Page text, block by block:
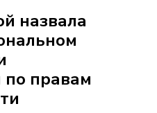
назвала
правам